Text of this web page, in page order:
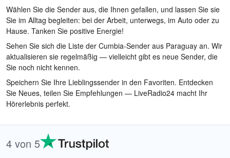
Wählen Sie die Sender aus, die Ihnen gefallen, und lassen Sie sie
Sie im Alltag begleiten: bei der Arbeit, unterwegs, im Auto oder zu
Hause. Tanken Sie positive Energie!
Sehen Sie sich die Liste der Cumbia-Sender aus Paraguay an. Wir
aktualisieren sie regelmäßig — vielleicht gibt es neue Sender, die
Sie noch nicht kennen.
Speichern Sie Ihre Lieblingssender in den Favoriten. Entdecken
Sie Neues, teilen Sie Empfehlungen — LiveRadio24 macht Ihr
Hörerlebnis perfekt.
4 von 5